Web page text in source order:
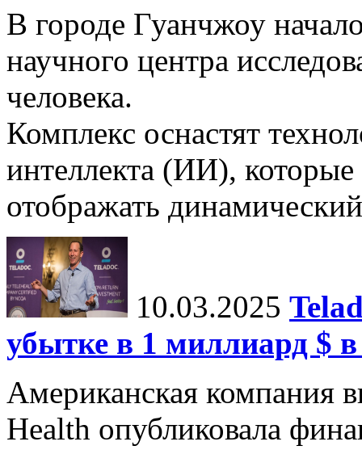
В городе Гуанчжоу
научного центра
человека.
Комплекс оснастят
интеллекта (ИИ),
отображать
10.03.2025
убытке в 1 миллиард $ в
Американская компания
Health опубликовала